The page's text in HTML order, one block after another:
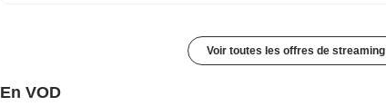
Voir toutes les offres de streaming
En VOD